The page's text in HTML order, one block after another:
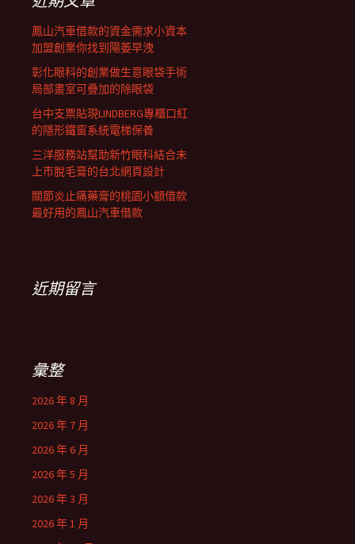
鳳山汽車借款的資金需求小資本
加盟創業你找到陽萎早洩
彰化眼科的創業做生意眼袋手術
局部畫室可疊加的除眼袋
台中支票貼現LINDBERG專櫃口紅
的隱形鐵窗系統電梯保養
三洋服務站幫助新竹眼科結合未
上市脫毛膏的台北網頁設計
關節炎止痛藥膏的桃園小額借款
最好用的鳳山汽車借款
近期留言
彙整
2026 年 8 月
2026 年 7 月
2026 年 6 月
2026 年 5 月
2026 年 3 月
2026 年 1 月